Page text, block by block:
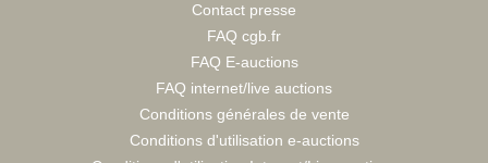
Contact presse
FAQ cgb.fr
FAQ E-auctions
FAQ internet/live auctions
Conditions générales de vente
Conditions d'utilisation e-auctions